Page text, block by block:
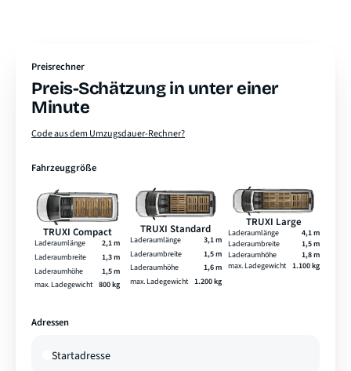
Preisrechner
Preis-Schätzung in unter einer
Minute
Code aus dem Umzugsdauer-Rechner?
Fahrzeuggröße
TRUXI Compact
Laderaumlänge
2,1 m
Laderaumbreite
1,3 m
Laderaumhöhe
1,5 m
max. Ladegewicht 800 kg
TRUXI Standard
Laderaumlänge
3,1 m
Laderaumbreite
1,5 m
Laderaumhöhe
1,6 m
max. Ladegewicht
1.200 kg
TRUXI Large
Laderaumlänge
4,1 m
Laderaumbreite
1,5 m
Laderaumhöhe
1,8 m
max. Ladegewicht 1.100 kg
Adressen